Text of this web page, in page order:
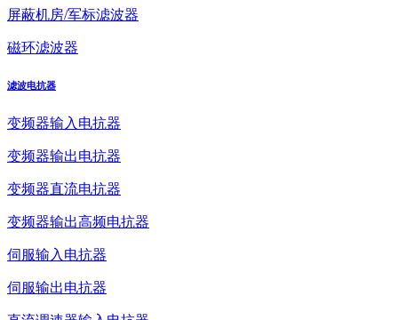
屏蔽机房/军标滤波器
磁环滤波器
滤波电抗器
变频器输入电抗器
变频器输出电抗器
变频器直流电抗器
变频器输出高频电抗器
伺服输入电抗器
伺服输出电抗器